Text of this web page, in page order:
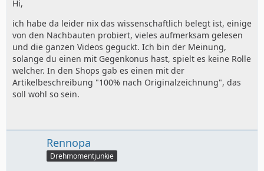
Hi,
ich habe da leider nix das wissenschaftlich belegt ist, einige
von den Nachbauten probiert, vieles aufmerksam gelesen
und die ganzen Videos geguckt. Ich bin der Meinung,
solange du einen mit Gegenkonus hast, spielt es keine Rolle
welcher. In den Shops gab es einen mit der
Artikelbeschreibung "100% nach Originalzeichnung", das
soll wohl so sein.
Rennopa
Drehmomentjunkie